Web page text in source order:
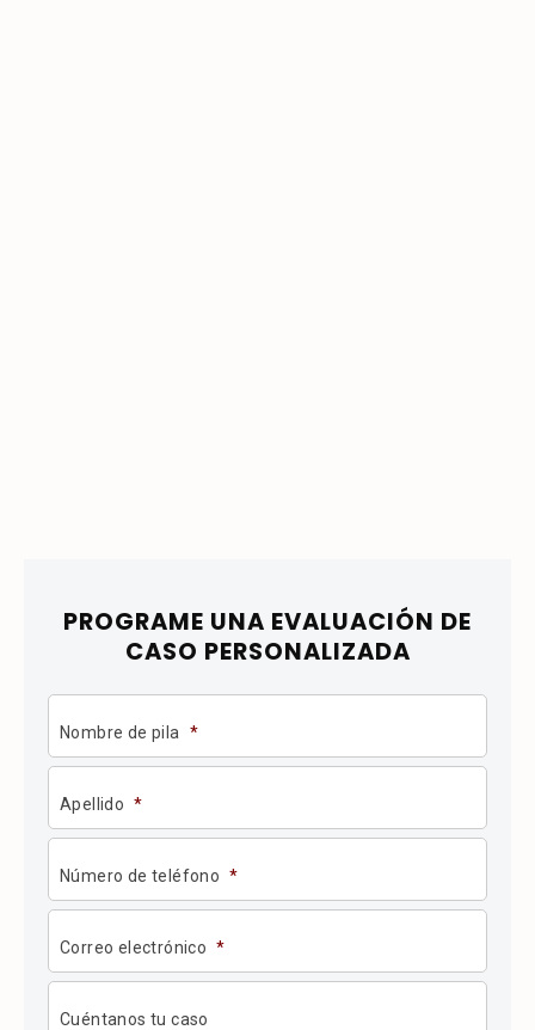
PROGRAME UNA EVALUACIÓN DE
CASO PERSONALIZADA
Nombre de pila *
Apellido *
Número de teléfono *
Correo electrónico *
Cuéntanos tu caso